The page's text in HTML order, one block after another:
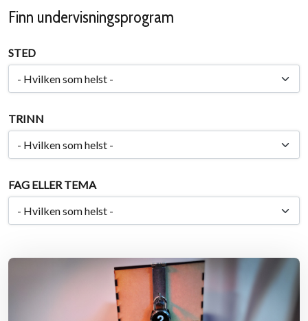
Finn undervisningsprogram
STED
TRINN
FAG ELLER TEMA